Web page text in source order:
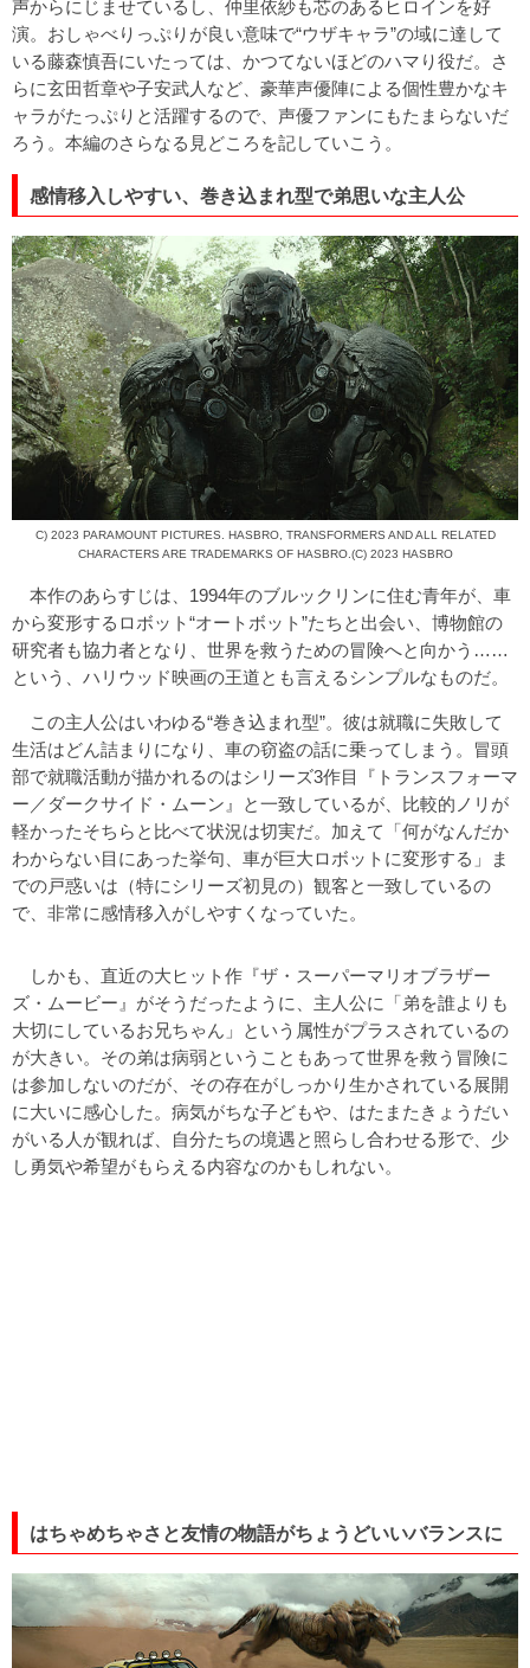
声からにじませているし、仲里依紗も芯のあるヒロインを好
演。おしゃべりっぷりが良い意味で“ウザキャラ”の域に達して
いる藤森慎吾にいたっては、かつてないほどのハマり役だ。さ
らに玄田哲章や子安武人など、豪華声優陣による個性豊かなキ
ャラがたっぷりと活躍するので、声優ファンにもたまらないだ
ろう。本編のさらなる見どころを記していこう。
感情移入しやすい、巻き込まれ型で弟思いな主人公
C) 2023 PARAMOUNT PICTURES. HASBRO, TRANSFORMERS AND ALL RELATED
CHARACTERS ARE TRADEMARKS OF HASBRO.(C) 2023 HASBRO
本作のあらすじは、1994年のブルックリンに住む青年が、車
から変形するロボット“オートボット”たちと出会い、博物館の
研究者も協力者となり、世界を救うための冒険へと向かう……
という、ハリウッド映画の王道とも言えるシンプルなものだ。
この主人公はいわゆる“巻き込まれ型”。彼は就職に失敗して
生活はどん詰まりになり、車の窃盗の話に乗ってしまう。冒頭
部で就職活動が描かれるのはシリーズ3作目『トランスフォーマ
ー／ダークサイド・ムーン』と一致しているが、比較的ノリが
軽かったそちらと比べて状況は切実だ。加えて「何がなんだか
わからない目にあった挙句、車が巨大ロボットに変形する」ま
での戸惑いは（特にシリーズ初見の）観客と一致しているの
で、非常に感情移入がしやすくなっていた。
しかも、直近の大ヒット作『ザ・スーパーマリオブラザー
ズ・ムービー』がそうだったように、主人公に「弟を誰よりも
大切にしているお兄ちゃん」という属性がプラスされているの
が大きい。その弟は病弱ということもあって世界を救う冒険に
は参加しないのだが、その存在がしっかり生かされている展開
に大いに感心した。病気がちな子どもや、はたまたきょうだい
がいる人が観れば、自分たちの境遇と照らし合わせる形で、少
し勇気や希望がもらえる内容なのかもしれない。
はちゃめちゃさと友情の物語がちょうどいいバランスに